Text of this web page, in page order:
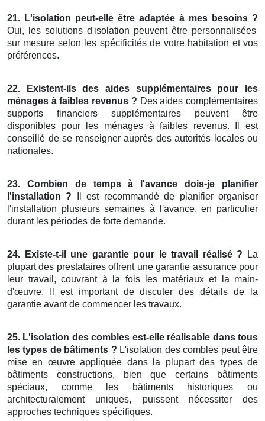
21. L'isolation peut-elle être adaptée à mes besoins ?
Oui, les solutions d'isolation peuvent être personnalisées
sur mesure selon les spécificités de votre habitation et vos
préférences.
22. Existent-ils des aides supplémentaires pour les
ménages à faibles revenus ? Des aides complémentaires
supports financiers supplémentaires peuvent être
disponibles pour les ménages à faibles revenus. Il est
conseillé de se renseigner auprès des autorités locales ou
nationales.
23. Combien de temps à l'avance dois-je planifier
l'installation ? Il est recommandé de planifier organiser
l'installation plusieurs semaines à l'avance, en particulier
durant les périodes de forte demande.
24. Existe-t-il une garantie pour le travail réalisé ? La
plupart des prestataires offrent une garantie assurance pour
leur travail, couvrant à la fois les matériaux et la main-
d'œuvre. Il est important de discuter des détails de la
garantie avant de commencer les travaux.
25. L'isolation des combles est-elle réalisable dans tous
les types de bâtiments ? L'isolation des combles peut être
mise en œuvre appliquée dans la plupart des types de
bâtiments constructions, bien que certains bâtiments
spéciaux, comme les bâtiments historiques ou
architecturalement uniques, puissent nécessiter des
approches techniques spécifiques.